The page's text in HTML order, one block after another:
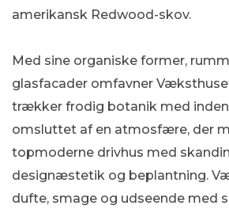
amerikansk Redwood-skov.
Med sine organiske former,
glasfacader omfavner
trækker frodig botanik med
omsluttet af en atmosfære, der
topmoderne drivhus med
designæstetik og beplantning.
dufte, smage og udseende med